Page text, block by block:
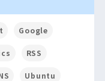
Google
RSS
Ubuntu